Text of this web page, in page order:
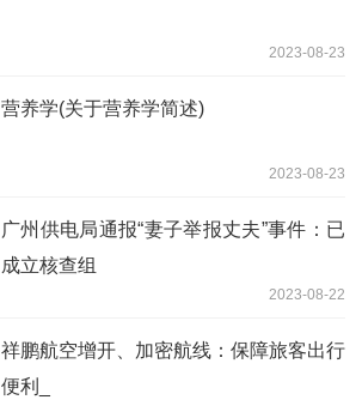
2023-08-23
营养学(关于营养学简述)
2023-08-23
广州供电局通报“妻子举报丈夫”事件：已
成立核查组
2023-08-22
祥鹏航空增开、加密航线：保障旅客出行
便利_